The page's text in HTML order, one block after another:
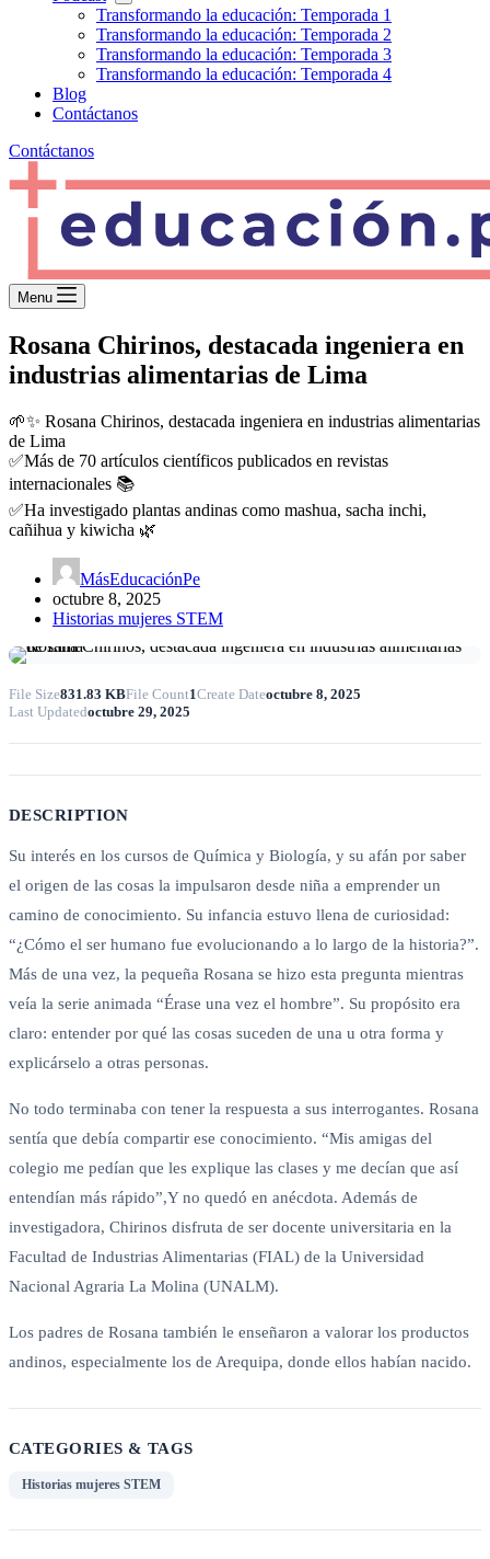
Transformando la educación: Temporada 1
Transformando la educación: Temporada 2
Transformando la educación: Temporada 3
Transformando la educación: Temporada 4
Blog
Contáctanos
Contáctanos
Menu
Rosana Chirinos, destacada ingeniera en
industrias alimentarias de Lima
🌱✨ Rosana Chirinos, destacada ingeniera en industrias alimentarias
de Lima
✅Más de 70 artículos científicos publicados en revistas
internacionales 📚
✅Ha investigado plantas andinas como mashua, sacha inchi,
cañihua y kiwicha 🌿
MásEducaciónPe
octubre 8, 2025
Historias mujeres STEM
File Size831.83 KBFile Count1Create Dateoctubre 8, 2025
Last Updatedoctubre 29, 2025
DESCRIPTION
Su interés en los cursos de Química y Biología, y su afán por saber
el origen de las cosas la impulsaron desde niña a emprender un
camino de conocimiento. Su infancia estuvo llena de curiosidad:
“¿Cómo el ser humano fue evolucionando a lo largo de la historia?”.
Más de una vez, la pequeña Rosana se hizo esta pregunta mientras
veía la serie animada “Érase una vez el hombre”. Su propósito era
claro: entender por qué las cosas suceden de una u otra forma y
explicárselo a otras personas.
No todo terminaba con tener la respuesta a sus interrogantes. Rosana
sentía que debía compartir ese conocimiento. “Mis amigas del
colegio me pedían que les explique las clases y me decían que así
entendían más rápido”,Y no quedó en anécdota. Además de
investigadora, Chirinos disfruta de ser docente universitaria en la
Facultad de Industrias Alimentarias (FIAL) de la Universidad
Nacional Agraria La Molina (UNALM).
Los padres de Rosana también le enseñaron a valorar los productos
andinos, especialmente los de Arequipa, donde ellos habían nacido.
CATEGORIES & TAGS
Historias mujeres STEM